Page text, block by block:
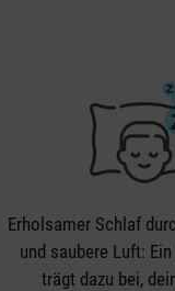
Erholsamer Schlaf
und saubere Luft:
trägt dazu bei,